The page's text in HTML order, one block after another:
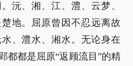
沅、湘、江、澧、云梦、
地。屈原曾因不忍远离故
、澧水、湘水。无论身在
都都是屈原“返顾流目”的精